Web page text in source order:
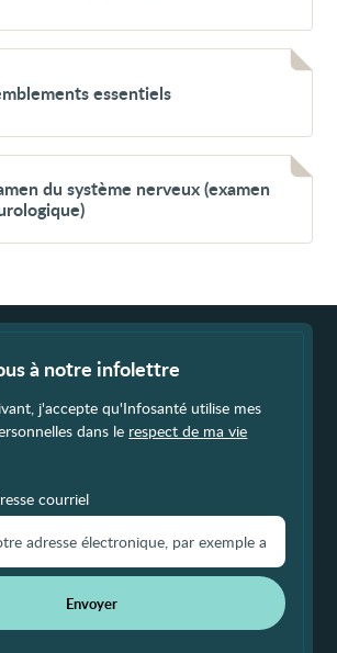
essentiels
du système nerveux (examen
à notre infolettre
j'accepte qu'Infosanté utilise mes
dans le respect de ma vie
courriel
Envoyer